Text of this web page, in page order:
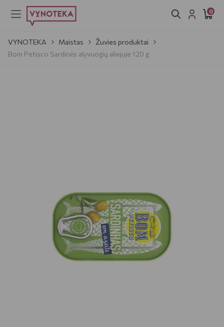
0
VYNOTEKA Maistas
Žuvies produktai
Bom Petisco Sardinės alyvuogių aliejuje 120 g